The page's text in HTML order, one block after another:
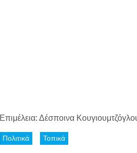
Επιμέλεια: Δέσποινα
Πολιτικά Τοπικά